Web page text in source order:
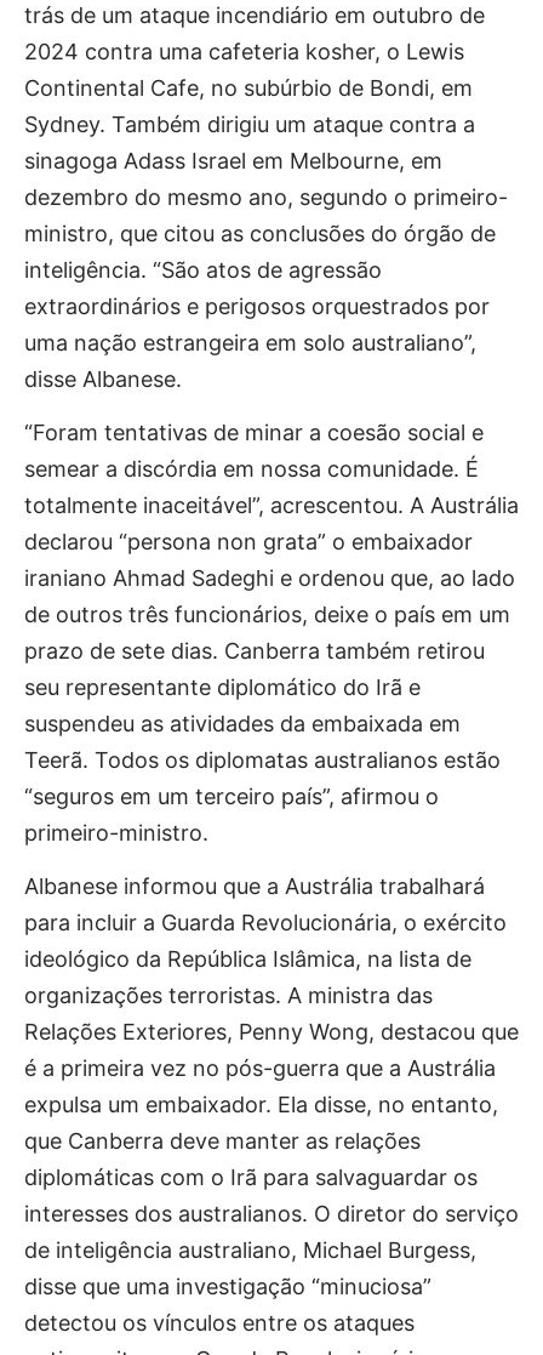
trás de um ataque incendiário em outubro de
2024 contra uma cafeteria kosher, o Lewis
Continental Cafe, no subúrbio de Bondi, em
Sydney. Também dirigiu um ataque contra a
sinagoga Adass Israel em Melbourne, em
dezembro do mesmo ano, segundo o primeiro-
ministro, que citou as conclusões do órgão de
inteligência. “São atos de agressão
extraordinários e perigosos orquestrados por
uma nação estrangeira em solo australiano”,
disse Albanese.
“Foram tentativas de minar a coesão social e
semear a discórdia em nossa comunidade. É
totalmente inaceitável”, acrescentou. A Austrália
declarou “persona non grata” o embaixador
iraniano Ahmad Sadeghi e ordenou que, ao lado
de outros três funcionários, deixe o país em um
prazo de sete dias. Canberra também retirou
seu representante diplomático do Irã e
suspendeu as atividades da embaixada em
Teerã. Todos os diplomatas australianos estão
“seguros em um terceiro país”, afirmou o
primeiro-ministro.
Albanese informou que a Austrália trabalhará
para incluir a Guarda Revolucionária, o exército
ideológico da República Islâmica, na lista de
organizações terroristas. A ministra das
Relações Exteriores, Penny Wong, destacou que
é a primeira vez no pós-guerra que a Austrália
expulsa um embaixador. Ela disse, no entanto,
que Canberra deve manter as relações
diplomáticas com o Irã para salvaguardar os
interesses dos australianos. O diretor do serviço
de inteligência australiano, Michael Burgess,
disse que uma investigação “minuciosa”
detectou os vínculos entre os ataques